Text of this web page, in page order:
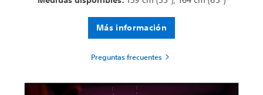
Más información
Preguntas frecuentes